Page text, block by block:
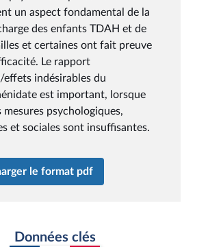
un aspect fondamental de la
des enfants TDAH et de
et certaines ont fait preuve
Le rapport
indésirables du
est important, lorsque
mesures psychologiques,
et sociales sont insuffisantes.
le format pdf
Données clés